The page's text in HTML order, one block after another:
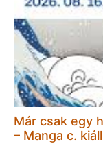
Már csak egy
– Manga c.